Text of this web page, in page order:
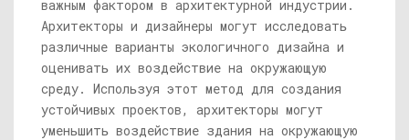
важным фактором в архитектурной индустрии.
Архитекторы и дизайнеры могут исследовать
различные варианты экологичного дизайна и
оценивать их воздействие на окружающую
среду. Используя этот метод для создания
устойчивых проектов, архитекторы могут
уменьшить воздействие здания на окружающую